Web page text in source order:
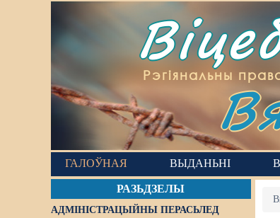
Рэгіянальны
ГАЛОЎНАЯ ВЫДАНЬНІ
РАЗЬДЗЕЛЫ
АДМІНІСТРАЦЫЙНЫ ПЕРАСЬЛЕД